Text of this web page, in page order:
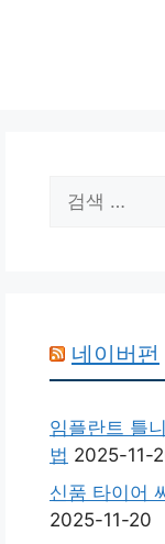
색:
네이버펀
임플란트 틀
법 2025-11-
신품 타이어
2025-11-20